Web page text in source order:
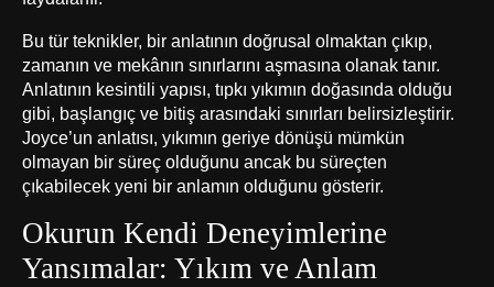
Bu tür teknikler, bir anlatının doğrusal olmaktan çıkıp,
zamanın ve mekânın sınırlarını aşmasına olanak tanır.
Anlatının kesintili yapısı, tıpkı yıkımın doğasında olduğu
gibi, başlangıç ve bitiş arasındaki sınırları belirsizleştirir.
Joyce’un anlatısı, yıkımın geriye dönüşü mümkün
olmayan bir süreç olduğunu ancak bu süreçten
çıkabilecek yeni bir anlamın olduğunu gösterir.
Okurun Kendi Deneyimlerine
Yansımalar: Yıkım ve Anlam